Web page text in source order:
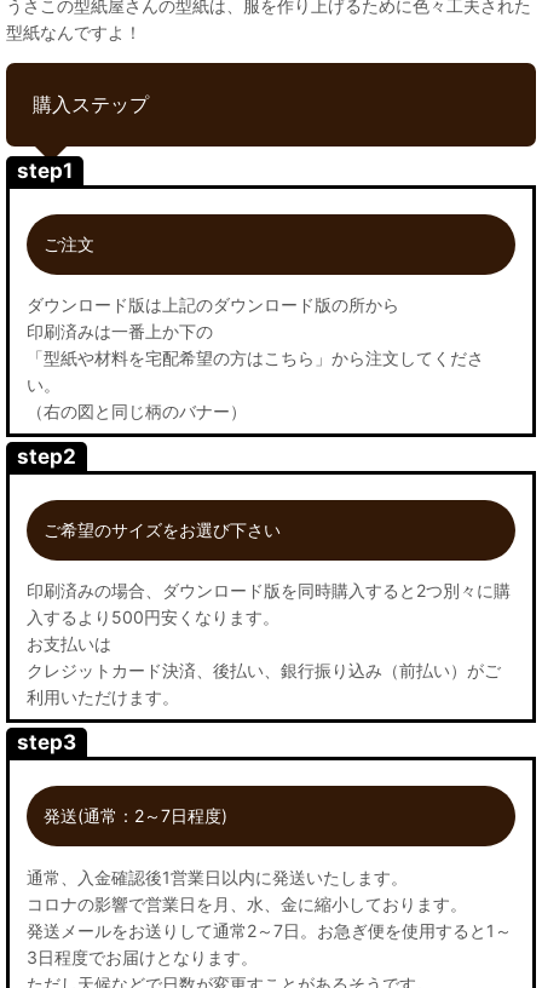
うさこの型紙屋さんの型紙は、服を作り上げるために色々工夫された
型紙なんですよ！
購入ステップ
step1
ご注文
ダウンロード版は上記のダウンロード版の所から
印刷済みは一番上か下の
「型紙や材料を宅配希望の方はこちら」から注文してくださ
い。
（右の図と同じ柄のバナー）
step2
ご希望のサイズをお選び下さい
印刷済みの場合、ダウンロード版を同時購入すると2つ別々に購
入するより500円安くなります。
お支払いは
クレジットカード決済、後払い、銀行振り込み（前払い）がご
利用いただけます。
step3
発送(通常：2～7日程度)
通常、入金確認後1営業日以内に発送いたします。
コロナの影響で営業日を月、水、金に縮小しております。
発送メールをお送りして通常2～7日。お急ぎ便を使用すると1～
3日程度でお届けとなります。
ただし天候などで日数が変更すことがあるそうです。